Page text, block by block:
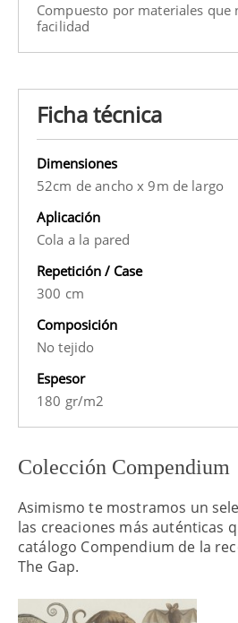
Compuesto por materiales que
facilidad
Ficha técnica
Dimensiones
52cm de ancho x 9m de largo
Aplicación
Cola a la pared
Repetición / Case
300 cm
Composición
No tejido
Espesor
180 gr/m2
Colección Compendium
Asimismo te mostramos un
las creaciones más auténticas
catálogo Compendium de la
The Gap.